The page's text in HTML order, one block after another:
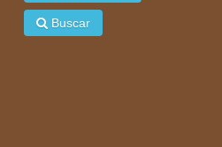
Buscar